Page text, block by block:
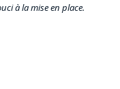
à la mise en place.